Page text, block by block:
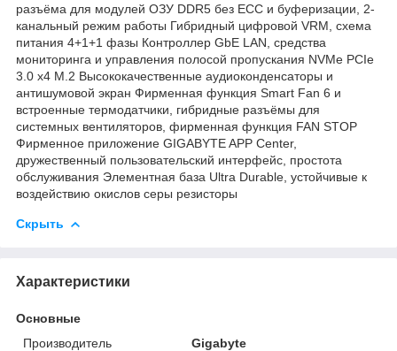
разъёма для модулей ОЗУ DDR5 без ECC и буферизации, 2-
канальный режим работы Гибридный цифровой VRM, схема
питания 4+1+1 фазы Контроллер GbE LAN, средства
мониторинга и управления полосой пропускания NVMe PCIe
3.0 x4 M.2 Высококачественные аудиоконденсаторы и
антишумовой экран Фирменная функция Smart Fan 6 и
встроенные термодатчики, гибридные разъёмы для
системных вентиляторов, фирменная функция FAN STOP
Фирменное приложение GIGABYTE APP Center,
дружественный пользовательский интерфейс, простота
обслуживания Элементная база Ultra Durable, устойчивые к
воздействию окислов серы резисторы
Скрыть
Характеристики
Основные
Производитель
Gigabyte